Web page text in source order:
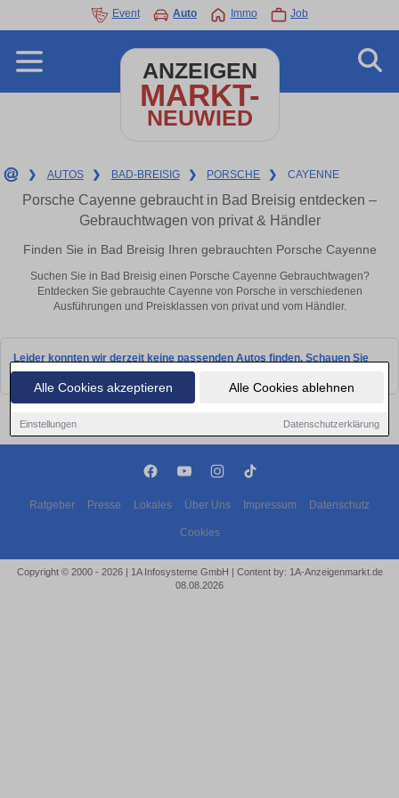
Alle Cookies akzeptieren Alle Cookies ablehnen
Einstellungen Datenschutzerklärung
Event Auto Immo Job
ANZEIGEN
MARKT-
NEUWIED
❯ AUTOS ❯ BAD-BREISIG ❯ PORSCHE ❯ CAYENNE
Porsche Cayenne gebraucht in Bad Breisig entdecken –
Gebrauchtwagen von privat & Händler
Finden Sie in Bad Breisig Ihren gebrauchten Porsche Cayenne
Suchen Sie in Bad Breisig einen Porsche Cayenne Gebrauchtwagen?
Entdecken Sie gebrauchte Cayenne von Porsche in verschiedenen
Ausführungen und Preisklassen von privat und vom Händler.
Leider konnten wir derzeit keine passenden Autos finden. Schauen Sie
bald wieder vorbei!
Ratgeber Presse Lokales Über Uns Impressum Datenschutz
Cookies
Copyright © 2000 - 2026 | 1A Infosysteme GmbH | Content by: 1A-Anzeigenmarkt.de
08.08.2026